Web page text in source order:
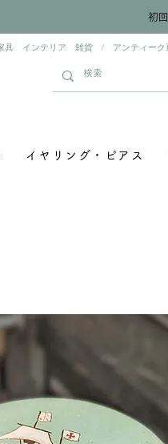
初
具 インテリア 雑貨 / アンティーク
イヤリング・ピアス